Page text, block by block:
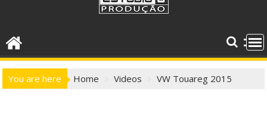
You are here Home Videos VW Touareg 2015